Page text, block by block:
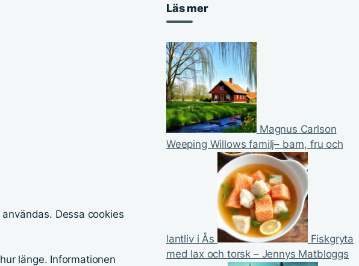
Dessa cookies
länge. Informationen
Läs mer
Magnus Carlson
Weeping Willows familj– barn, fru och
lantliv i Ås
Fiskgryta
med lax och torsk – Jennys Matbloggs